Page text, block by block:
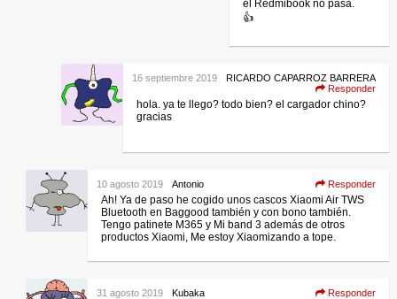
el Redmibook no pasa.
👍
RICARDO CAPARROZ BARRERA
16 septiembre 2019
Responder
hola. ya te llego? todo bien? el cargador chino?
gracias
Antonio
10 agosto 2019 Responder
Ah! Ya de paso he cogido unos cascos Xiaomi Air TWS
Bluetooth en Baggood también y con bono también.
Tengo patinete M365 y Mi band 3 además de otros
productos Xiaomi, Me estoy Xiaomizando a tope.
Kubaka
31 agosto 2019 Responder